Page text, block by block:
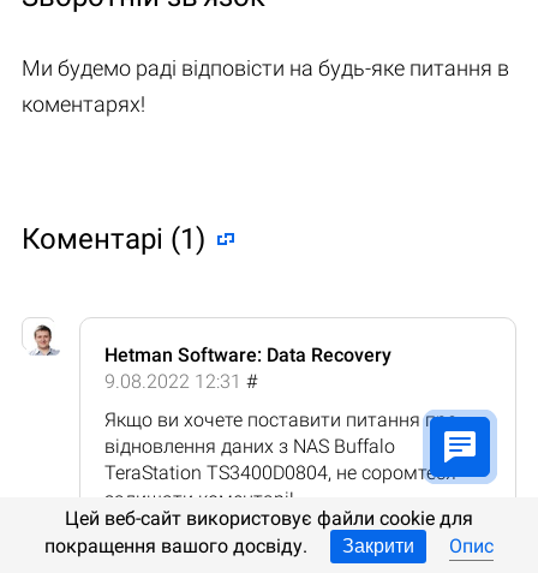
Ми будемо раді відповісти на будь-яке питання в
коментарях!
Коментарі (1)
Hetman Software: Data Recovery
9.08.2022 12:31 #
Якщо ви хочете поставити питання про
відновлення даних з NAS Buffalo
TeraStation TS3400D0804, не соромтеся
залишати коментарі!
Відповідь
Цей веб-сайт використовує файли cookie для
покращення вашого досвіду.
Закрити Опис